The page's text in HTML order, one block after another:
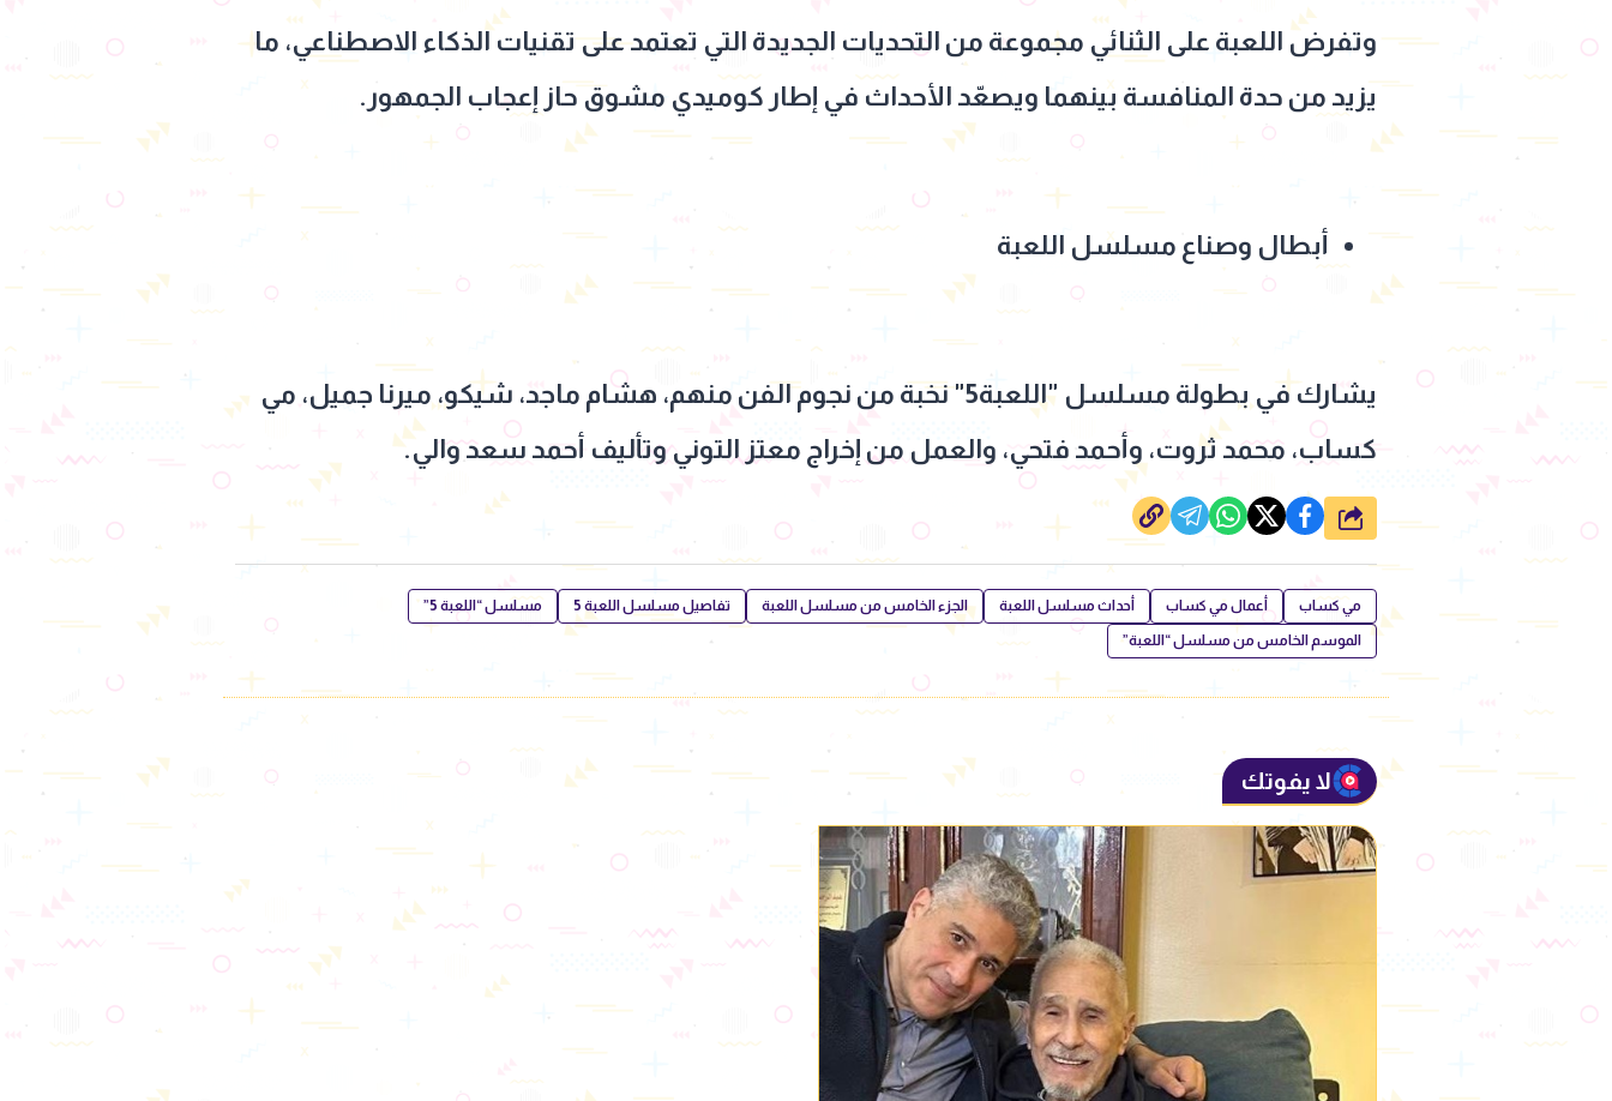
وتفرض اللعبة على الثنائي مجموعة من التحديات الجديدة التي تعتمد على تقنيات الذكاء الاصطناعي، ما
يزيد من حدة المنافسة بينهما ويصعّد الأحداث في إطار كوميدي مشوق حاز إعجاب الجمهور.
أبطال وصناع مسلسل اللعبة
يشارك في بطولة مسلسل "اللعبة5" نخبة من نجوم الفن منهم، هشام ماجد، شيكو، ميرنا جميل، مي
كساب، محمد ثروت، وأحمد فتحي، والعمل من إخراج معتز التوني وتأليف أحمد سعد والي.
شارك
مي كساب أعمال مي كساب أحداث مسلسل اللعبة الجزء الخامس من مسلسل اللعبة تفاصيل مسلسل اللعبة 5 مسلسل “اللعبة 5”
الموسم الخامس من مسلسل “اللعبة”
لا يفوتك